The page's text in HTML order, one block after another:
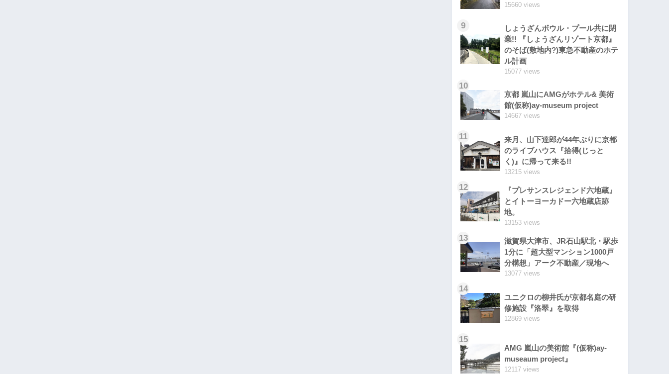
15660 views
9
しょうざんボウル・プール共に閉
業!! 『しょうざんリゾート京都』
のそば(敷地内?)東急不動産のホテ
ル計画
15077 views
10
京都 嵐山にAMGがホテル& 美術
館(仮称)ay-museum project
14667 views
11
来月、山下達郎が44年ぶりに京都
のライブハウス『拾得(じっと
く)』に帰って来る!!
13215 views
12
『プレサンスレジェンド六地蔵』
とイトーヨーカドー六地蔵店跡
地。
13153 views
13
滋賀県大津市、JR石山駅北・駅歩
1分に「超大型マンション1000戸
分構想」アーク不動産／現地へ
13077 views
14
ユニクロの柳井氏が京都名庭の研
修施設『洛翠』を取得
12869 views
15
AMG 嵐山の美術館『(仮称)ay-
museaum project』
12117 views